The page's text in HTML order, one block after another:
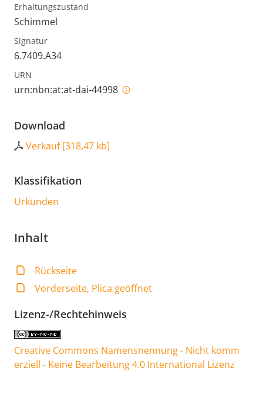
Erhaltungszustand
Schimmel
Signatur
6.7409.A34
URN
urn:nbn:at:at-dai-44998
Download
Verkauf[318,47 kb]
Klassifikation
Urkunden
Inhalt
Rückseite
Vorderseite, Plica geöffnet
Lizenz-/Rechtehinweis
Creative Commons Namensnennung - Nicht komm
erziell - Keine Bearbeitung 4.0 International Lizenz